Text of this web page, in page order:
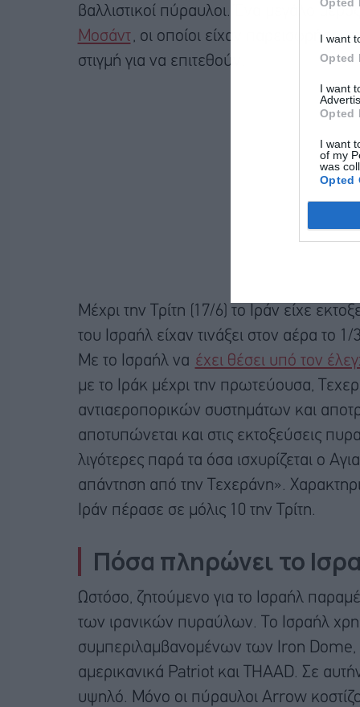
I want
Opted
I want
Opted
I want
of my
was
Opted
βαλλιστικοί πύραυλοι. Ένα μεγάλο
Μοσάντ, οι οποίοι είχαν παρεισφρήσει
στιγμή για να επιτεθούν.
Μέχρι την Τρίτη (17/6) το Ιράν είχε
του Ισραήλ είχαν τινάξει στον αέρα
Με το Ισραήλ να έχει θέσει υπό τον
με το Ιράκ μέχρι την πρωτεύουσα,
αντιαεροπορικών συστημάτων και
αποτυπώνεται και στις εκτοξεύσεις
λιγότερες παρά τα όσα ισχυρίζεται ο
απάντηση από την Τεχεράνη».
Ιράν πέρασε σε μόλις 10 την Τρίτη.
Πόσα πληρώνει το
Ωστόσο, ζητούμενο για το Ισραήλ
των ιρανικών πυραύλων. Το Ισραήλ
συμπεριλαμβανομένων των Iron Dome,
αμερικανικά Patriot και THAAD. Σε
υψηλό. Μόνο οι πύραυλοι Arrow